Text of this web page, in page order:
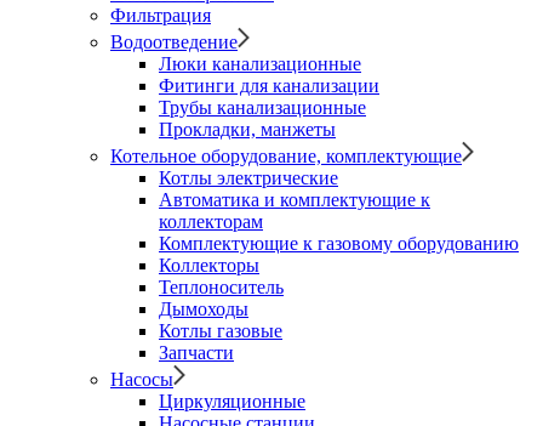
Фильтрация
Водоотведение
Люки канализационные
Фитинги для канализации
Трубы канализационные
Прокладки, манжеты
Котельное оборудование, комплектующие
Котлы электрические
Автоматика и комплектующие к
коллекторам
Комплектующие к газовому оборудованию
Коллекторы
Теплоноситель
Дымоходы
Котлы газовые
Запчасти
Насосы
Циркуляционные